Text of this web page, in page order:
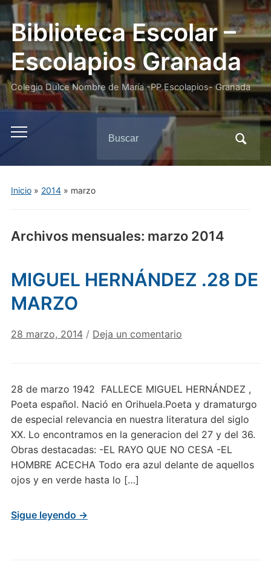
Biblioteca Escolar –
Escolapios Granada
Colegio Dulce Nombre de María -PP.Escolapios- Granada
Alternar
menú
móvil
Inicio» 2014» marzo
Archivos mensuales: marzo 2014
MIGUEL HERNÁNDEZ .28 DE
MARZO
28 marzo, 2014 / Deja un comentario
28 de marzo 1942 FALLECE MIGUEL HERNÁNDEZ ,
Poeta español. Nació en Orihuela.Poeta y dramaturgo
de especial relevancia en nuestra literatura del siglo
XX. Lo encontramos en la generacion del 27 y del 36.
Obras destacadas: -EL RAYO QUE NO CESA -EL
HOMBRE ACECHA Todo era azul delante de aquellos
ojos y en verde hasta lo […]
Sigue leyendo →